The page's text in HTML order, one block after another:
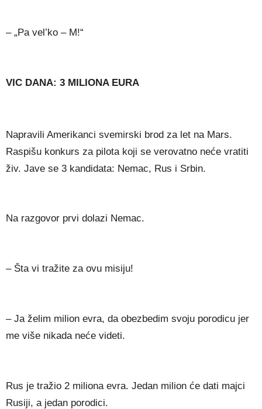
– „Pa vel’ko – M!“
VIC DANA: 3 MILIONA EURA
Napravili Amerikanci svemirski brod za let na Mars.
Raspišu konkurs za pilota koji se verovatno neće vratiti
živ. Jave se 3 kandidata: Nemac, Rus i Srbin.
Na razgovor prvi dolazi Nemac.
– Šta vi tražite za ovu misiju!
– Ja želim milion evra, da obezbedim svoju porodicu jer
me više nikada neće videti.
Rus je tražio 2 miliona evra. Jedan milion će dati majci
Rusiji, a jedan porodici.